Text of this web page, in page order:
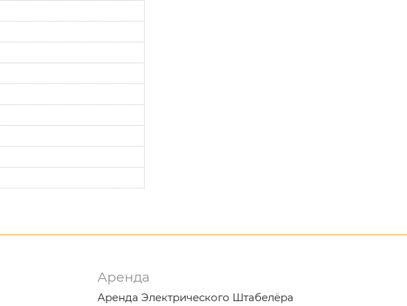
Аренда
Аренда Электрического Штабелёра